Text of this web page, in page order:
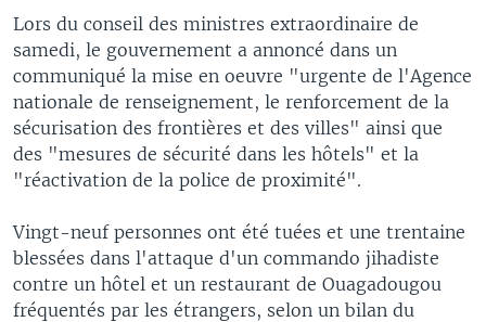
Lors du conseil des ministres extraordinaire de
samedi, le gouvernement a annoncé dans un
communiqué la mise en oeuvre "urgente de l'Agence
nationale de renseignement, le renforcement de la
sécurisation des frontières et des villes" ainsi que
des "mesures de sécurité dans les hôtels" et la
"réactivation de la police de proximité".
Vingt-neuf personnes ont été tuées et une trentaine
blessées dans l'attaque d'un commando jihadiste
contre un hôtel et un restaurant de Ouagadougou
fréquentés par les étrangers, selon un bilan du